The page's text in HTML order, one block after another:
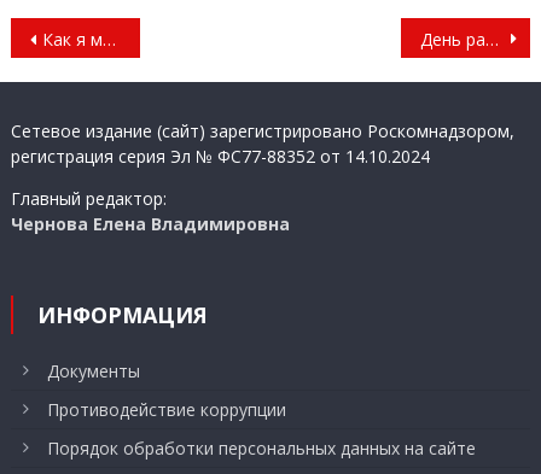
Навигация
по
Как я могу переписаться? День работников дорожного хозяйства
Сетевое издание (сайт) зарегистрировано Роскомнадзором,
регистрация серия Эл № ФС77-88352 от 14.10.2024
Главный редактор:
Чернова Елена Владимировна
ИНФОРМАЦИЯ
Документы
Противодействие коррупции
Порядок обработки персональных данных на сайте